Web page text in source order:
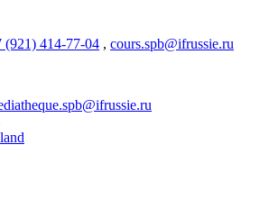
(921) 414-77-04 , cours.spb@ifrussie.ru